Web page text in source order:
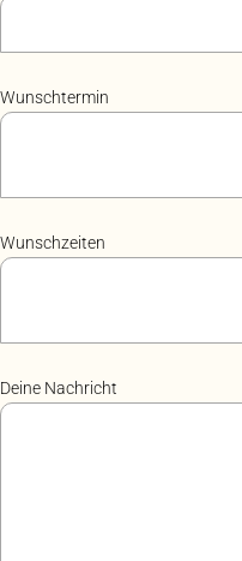
Wunschtermin
Wunschzeiten
Deine Nachricht